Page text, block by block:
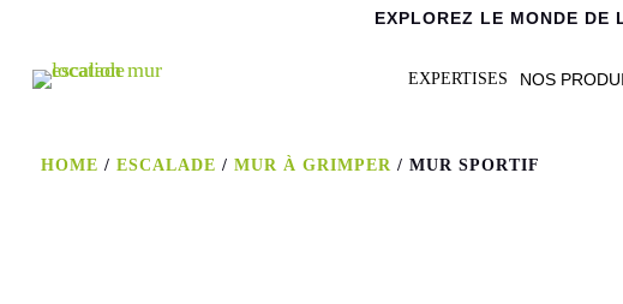
EXPLOREZ LE MONDE DE
EXPERTISES NOS
HOME / ESCALADE / MUR À GRIMPER / MUR SPORTIF